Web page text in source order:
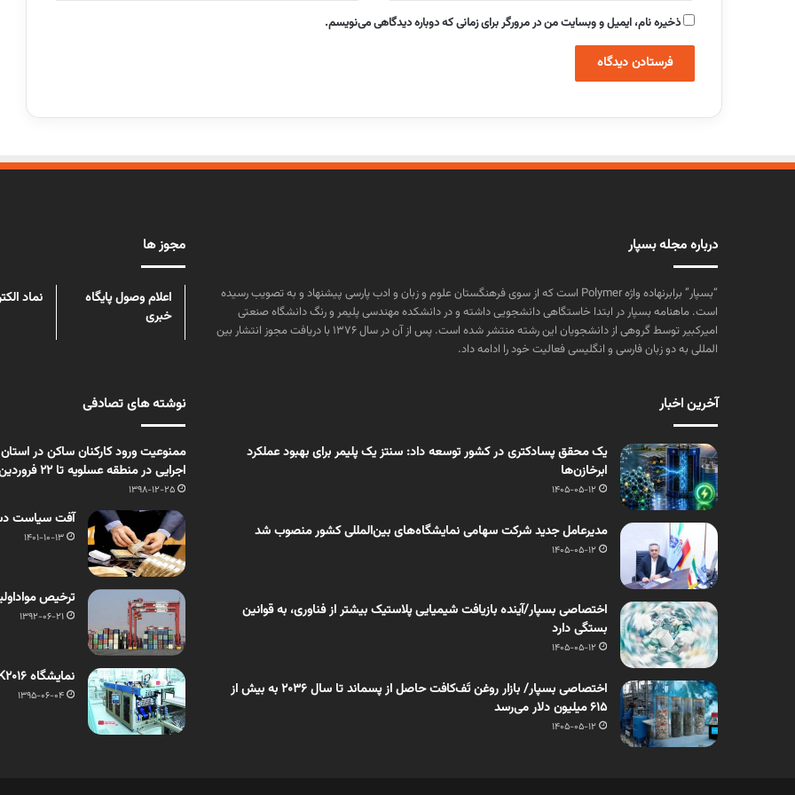
ذخیره نام، ایمیل و وبسایت من در مرورگر برای زمانی که دوباره دیدگاهی می‌نویسم.
درباره مجله بسپار
“بسپار” برابرنهاده واژه Polymer است که از سوی فرهنگستان علوم و زبان و ادب پارسی پیشنهاد و به تصویب رسیده
است. ماهنامه بسپار در ابتدا خاستگاهی دانشجویی داشته و در دانشکده مهندسی پلیمر و رنگ دانشگاه صنعتی
امیرکبیر توسط گروهی از دانشجویان این رشته منتشر شده است. پس از آن در سال ۱۳۷۶ با دریافت مجوز انتشار بین
المللی به دو زبان فارسی و انگلیسی فعالیت خود را ادامه داد.
مجوز ها
اعلام وصول پایگاه
خبری
نماد
آخرین اخبار
یک محقق پسادکتری در کشور توسعه داد: سنتز یک پلیمر برای بهبود عملکرد
ابرخازن‌ها
1405-05-12
مدیرعامل جدید شرکت سهامی نمایشگاه‌های بین‌المللی کشور منصوب شد
1405-05-12
اختصاصی بسپار/آینده بازیافت شیمیایی پلاستیک بیشتر از فناوری، به قوانین
بستگی دارد
1405-05-12
اختصاصی بسپار/ بازار روغن تَف‌کافت حاصل از پسماند تا سال ۲۰۳۶ به بیش از
۶۱۵ میلیون دلار می‌رسد
1405-05-12
نوشته های تصادفی
ممنوعیت ورود کارکنان ساکن در
اجرایی در منطقه عسلویه تا 22 فروردین
1398-12-25
آفت سیاست
1401-10-13
ترخيص
1392-06-21
نمایشگاه K2016 و نمایش یک ماشین جدید ترموفرمینگ از شرکت سوییسی WM
1395-06-04